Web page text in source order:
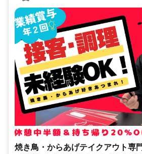
焼き鳥・からあげテイクアウト専